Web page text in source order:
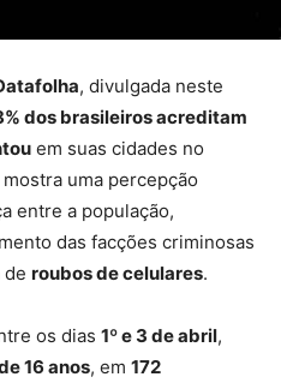
, divulgada neste
dos brasileiros acreditam
em suas cidades no
uma percepção
entre a população,
das facções criminosas
roubos de celulares.
os dias 1º e 3 de abril,
16 anos, em 172